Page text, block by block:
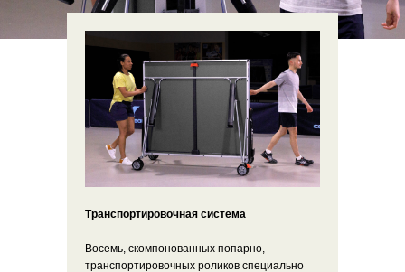
Транспортировочная система
Восемь, скомпонованных попарно,
транспортировочных роликов специально